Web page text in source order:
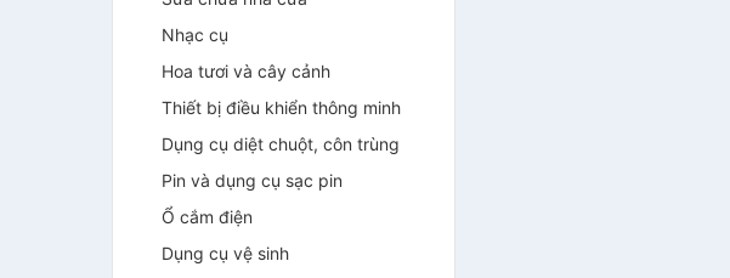
Nhạc cụ
Hoa tươi và cây cảnh
Thiết bị điều khiển thông minh
Dụng cụ diệt chuột, côn trùng
Pin và dụng cụ sạc pin
Ổ cắm điện
Dụng cụ vệ sinh